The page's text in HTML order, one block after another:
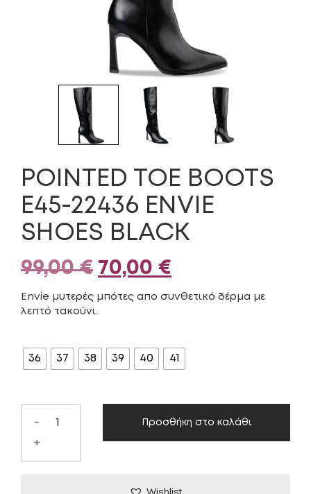
POINTED TOE BOOTS
E45-22436 ENVIE
SHOES BLACK
99,00€ Original
price
99,00 €.
70,00 €
τρέχουσα
είναι:
Envie μυτερές μπότες απο συνθετικό δέρμα με
λεπτό τακούνι.
36 37 38 39 40 41
-
+
Προσθήκη στο καλάθι